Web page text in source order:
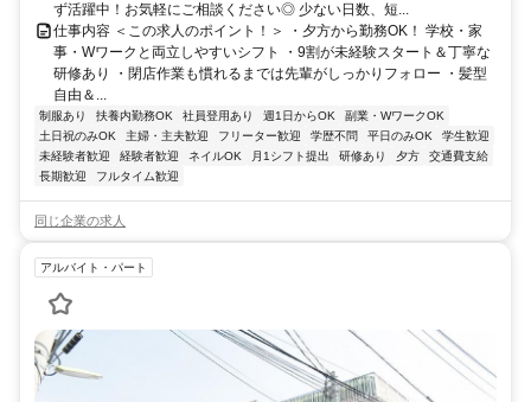
ず活躍中！お気軽にご相談ください◎ 少ない日数、短...
仕事内容 ＜この求人のポイント！＞ ・夕方から勤務OK！ 学校・家
事・Wワークと両立しやすいシフト ・9割が未経験スタート＆丁寧な
研修あり ・閉店作業も慣れるまでは先輩がしっかりフォロー ・髪型
自由＆...
制服あり 扶養内勤務OK 社員登用あり 週1日からOK
副業・WワークOK
土日祝のみOK
主婦・主夫歓迎 フリーター歓迎 学歴不問 平日のみOK
学生歓迎
未経験者歓迎
経験者歓迎 ネイルOK 月1シフト提出 研修あり 夕方
交通費支給
長期歓迎
フルタイム歓迎
同じ企業の求人
アルバイト・パート